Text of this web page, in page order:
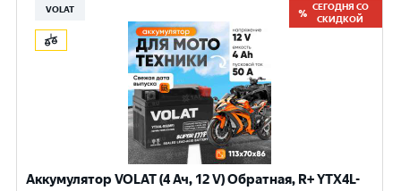
VOLAT
СЕГОДНЯ СО
СКИДКОЙ
Аккумулятор VOLAT (4 Ач, 12 V) Обратная, R+ YTX4L-